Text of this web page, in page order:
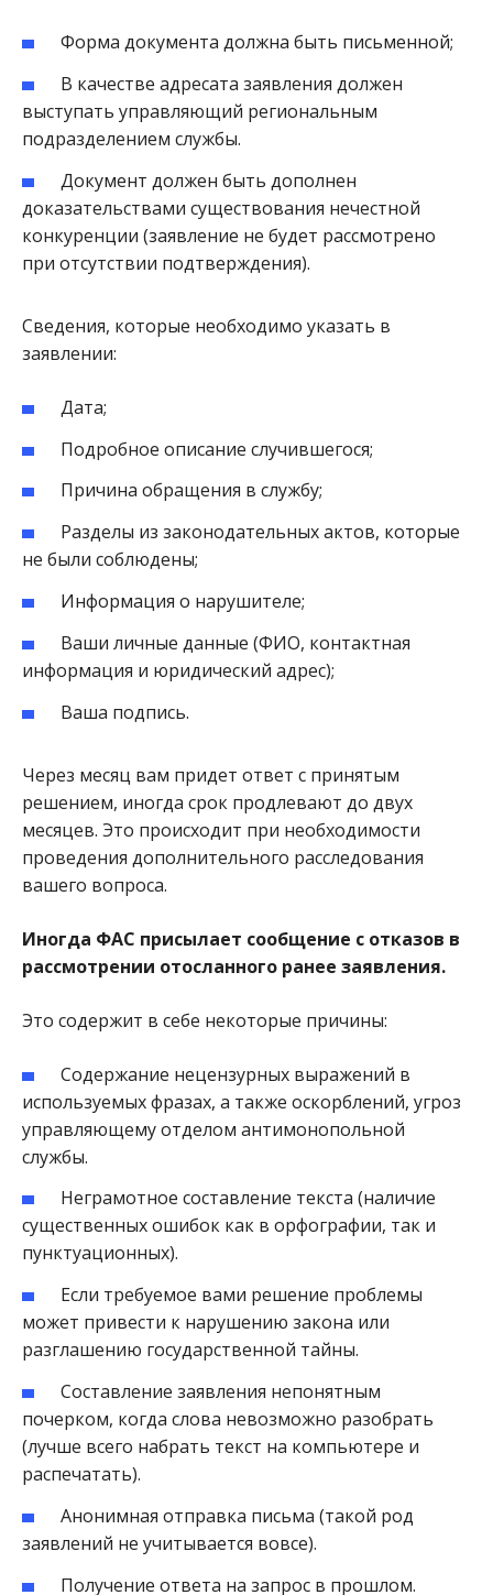
Форма документа должна быть письменной;
В качестве адресата заявления должен
выступать управляющий региональным
подразделением службы.
Документ должен быть дополнен
доказательствами существования нечестной
конкуренции (заявление не будет рассмотрено
при отсутствии подтверждения).
Сведения, которые необходимо указать в
заявлении:
Дата;
Подробное описание случившегося;
Причина обращения в службу;
Разделы из законодательных актов, которые
не были соблюдены;
Информация о нарушителе;
Ваши личные данные (ФИО, контактная
информация и юридический адрес);
Ваша подпись.
Через месяц вам придет ответ с принятым
решением, иногда срок продлевают до двух
месяцев. Это происходит при необходимости
проведения дополнительного расследования
вашего вопроса.
Иногда ФАС присылает сообщение с отказов в
рассмотрении отосланного ранее заявления.
Это содержит в себе некоторые причины:
Содержание нецензурных выражений в
используемых фразах, а также оскорблений, угроз
управляющему отделом антимонопольной
службы.
Неграмотное составление текста (наличие
существенных ошибок как в орфографии, так и
пунктуационных).
Если требуемое вами решение проблемы
может привести к нарушению закона или
разглашению государственной тайны.
Составление заявления непонятным
почерком, когда слова невозможно разобрать
(лучше всего набрать текст на компьютере и
распечатать).
Анонимная отправка письма (такой род
заявлений не учитывается вовсе).
Получение ответа на запрос в прошлом.